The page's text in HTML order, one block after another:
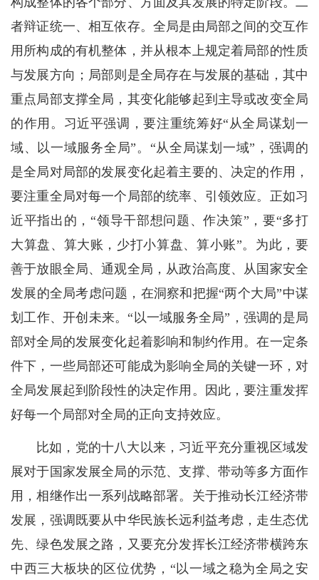
者辩证统一、相互依存。全局是由局部之间的交互作
用所构成的有机整体，并从根本上规定着局部的性质
与发展方向；局部则是全局存在与发展的基础，其中
重点局部支撑全局，其变化能够起到主导或改变全局
的作用。习近平强调，要注重统筹好“从全局谋划一
域、以一域服务全局”。“从全局谋划一域”，强调的
是全局对局部的发展变化起着主要的、决定的作用，
要注重全局对每一个局部的统率、引领效应。正如习
近平指出的，“领导干部想问题、作决策”，要“多打
大算盘、算大账，少打小算盘、算小账”。为此，要
善于放眼全局、通观全局，从政治高度、从国家安全
发展的全局考虑问题，在洞察和把握“两个大局”中谋
划工作、开创未来。“以一域服务全局”，强调的是局
部对全局的发展变化起着影响和制约作用。在一定条
件下，一些局部还可能成为影响全局的关键一环，对
全局发展起到阶段性的决定作用。因此，要注重发挥
好每一个局部对全局的正向支持效应。
比如，党的十八大以来，习近平充分重视区域发
展对于国家发展全局的示范、支撑、带动等多方面作
用，相继作出一系列战略部署。关于推动长江经济带
发展，强调既要从中华民族长远利益考虑，走生态优
先、绿色发展之路，又要充分发挥长江经济带横跨东
中西三大板块的区位优势，“以一域之稳为全局之安